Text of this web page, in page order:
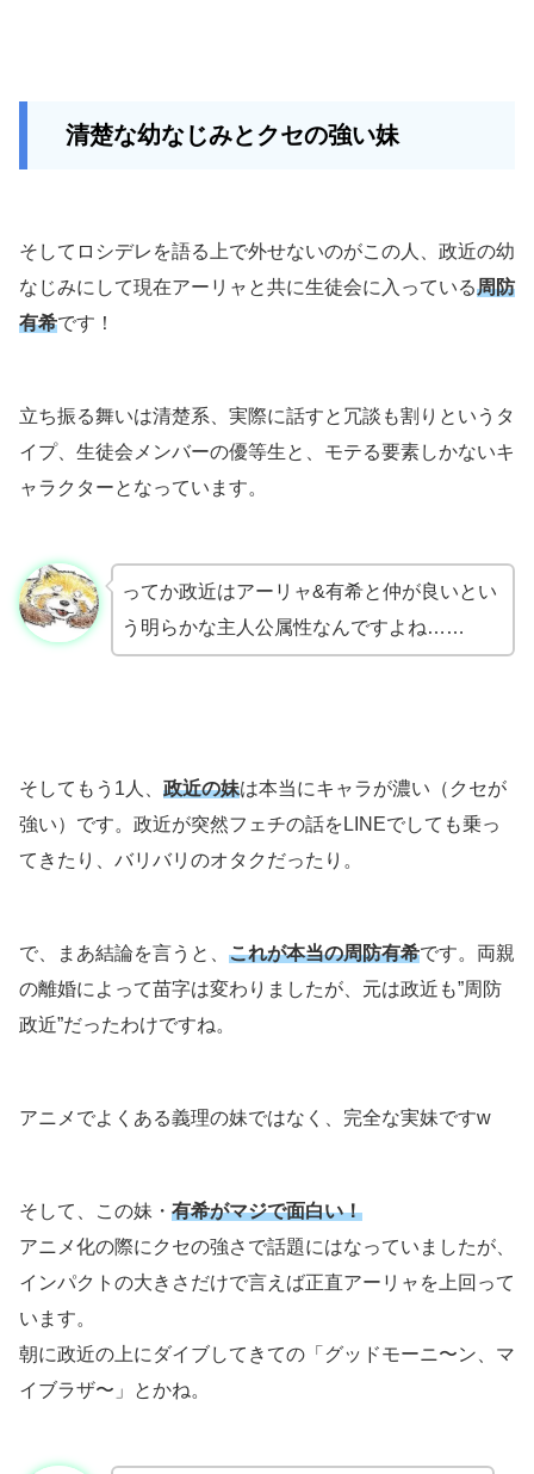
清楚な幼なじみとクセの強い妹
そしてロシデレを語る上で外せないのがこの人、政近の幼
なじみにして現在アーリャと共に生徒会に入っている周防
有希です！
立ち振る舞いは清楚系、実際に話すと冗談も割りというタ
イプ、生徒会メンバーの優等生と、モテる要素しかないキ
ャラクターとなっています。
ってか政近はアーリャ&有希と仲が良いとい
う明らかな主人公属性なんですよね……
そしてもう1人、 政近の妹は本当にキャラが濃い（クセが
強い）です。政近が突然フェチの話をLINEでしても乗っ
てきたり、バリバリのオタクだったり。
で、まあ結論を言うと、 これが本当の周防有希です。両親
の離婚によって苗字は変わりましたが、元は政近も”周防
政近”だったわけですね。
アニメでよくある義理の妹ではなく、完全な実妹ですw
そして、この妹・ 有希がマジで面白い！
アニメ化の際にクセの強さで話題にはなっていましたが、
インパクトの大きさだけで言えば正直アーリャを上回って
います。
朝に政近の上にダイブしてきての「グッドモーニ〜ン、マ
イブラザ〜」とかね。